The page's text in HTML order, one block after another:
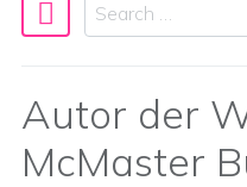
Main
Autor der
McMaster